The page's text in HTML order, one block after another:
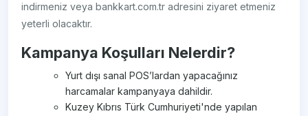
indirmeniz veya bankkart.com.tr adresini ziyaret etmeniz
yeterli olacaktır.
Kampanya Koşulları Nelerdir?
Yurt dışı sanal POS’lardan yapacağınız
harcamalar kampanyaya dahildir.
Kuzey Kıbrıs Türk Cumhuriyeti'nde yapılan